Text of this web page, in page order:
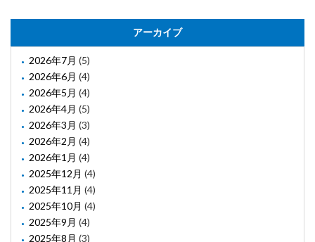
アーカイブ
2026年7月 (5)
2026年6月 (4)
2026年5月 (4)
2026年4月 (5)
2026年3月 (3)
2026年2月 (4)
2026年1月 (4)
2025年12月 (4)
2025年11月 (4)
2025年10月 (4)
2025年9月 (4)
2025年8月 (3)